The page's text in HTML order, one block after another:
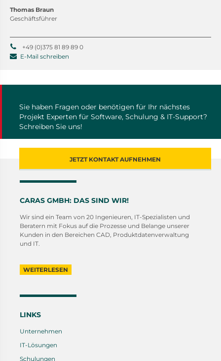
Thomas Braun
Geschäftsführer
+49 (0)375 81 89 89 0
E-Mail schreiben
Sie haben Fragen oder benötigen für Ihr nächstes
Projekt Experten für Software, Schulung & IT-Support?
Schreiben Sie uns!
JETZT KONTAKT AUFNEHMEN
CARAS GMBH: DAS SIND WIR!
Wir sind ein Team von 20 Ingenieuren, IT-Spezialisten und
Beratern mit Fokus auf die Prozesse und Belange unserer
Kunden in den Bereichen CAD, Produktdatenverwaltung
und IT.
WEITERLESEN
LINKS
Unternehmen
IT-Lösungen
Schulungen